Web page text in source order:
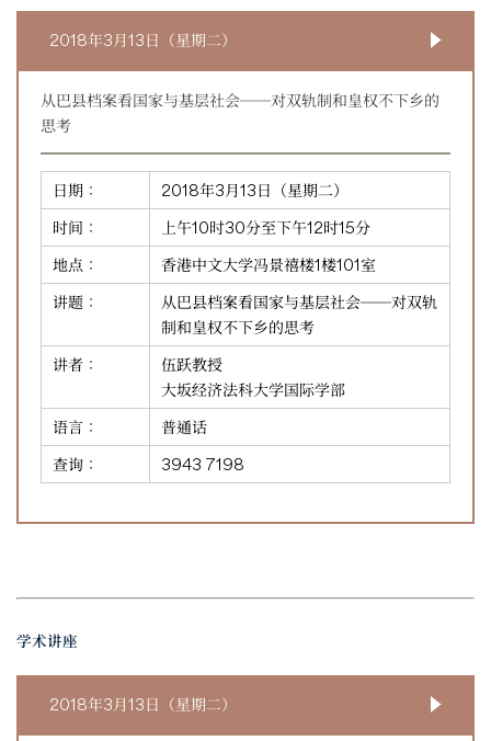
2018年3月13日（星期二）
从巴县档案看国家与基层社会──对双轨制和皇权不下乡的
思考
日期：
2018年3月13日（星期二）
时间：
上午10时30分至下午12时15分
地点：
香港中文大学冯景禧楼1楼101室
讲题：
从巴县档案看国家与基层社会──对双轨
制和皇权不下乡的思考
讲者：
伍跃教授
大坂经济法科大学国际学部
语言：
普通话
查询：
3943 7198
学术讲座
2018年3月13日（星期二）